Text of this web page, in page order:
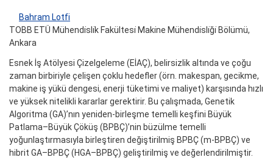
Bahram Lotfi
TOBB ETÜ Mühendi̇sli̇k Fakültesi̇ Maki̇ne Mühendi̇sli̇ği̇ Bölümü,
Ankara
Esnek İş Atölyesi Çizelgeleme (EİAÇ), belirsizlik altında ve çoğu
zaman birbiriyle çelişen çoklu hedefler (örn. makespan, gecikme,
makine iş yükü dengesi, enerji tüketimi ve maliyet) karşısında hızlı
ve yüksek nitelikli kararlar gerektirir. Bu çalışmada, Genetik
Algoritma (GA)’nın yeniden-birleşme temelli keşfini Büyük
Patlama–Büyük Çöküş (BPBÇ)’nin büzülme temelli
yoğunlaştırmasıyla birleştiren değiştirilmiş BPBÇ (m-BPBÇ) ve
hibrit GA–BPBÇ (HGA–BPBÇ) geliştirilmiş ve değerlendirilmiştir.